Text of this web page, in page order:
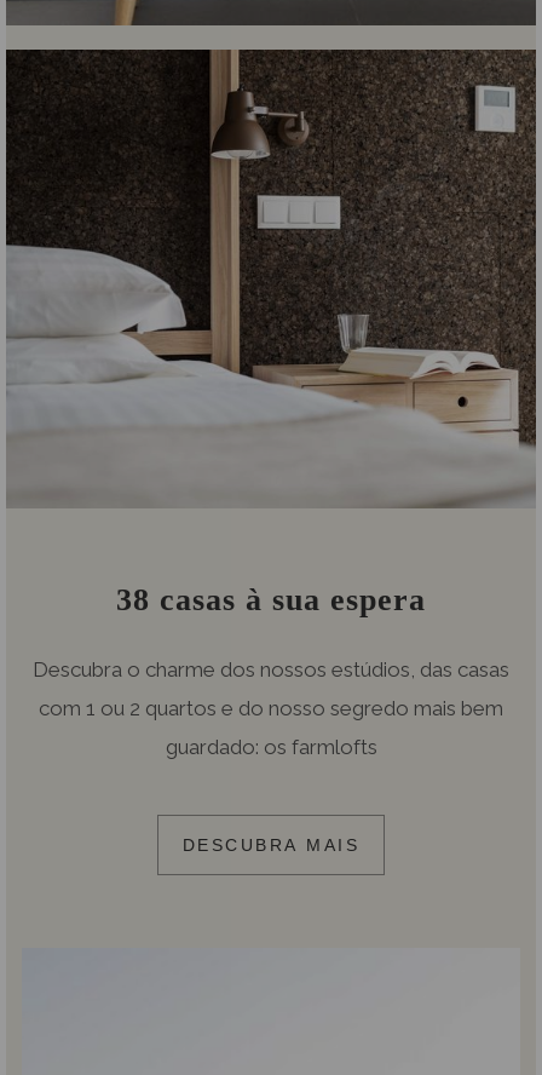
38 casas à sua espera
Descubra o charme dos nossos estúdios, das casas
com 1 ou 2 quartos e do nosso segredo mais bem
guardado: os farmlofts
DESCUBRA MAIS